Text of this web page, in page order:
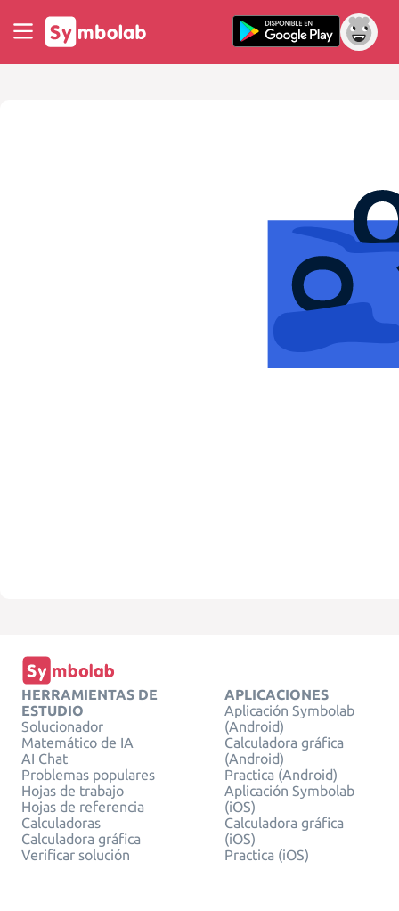
HERRAMIENTAS DE
ESTUDIO
Solucionador
Matemático de IA
AI Chat
Problemas populares
Hojas de trabajo
Hojas de referencia
Calculadoras
Calculadora gráfica
Verificar solución
APLICACIONES
Aplicación Symbolab
(Android)
Calculadora gráfica
(Android)
Practica (Android)
Aplicación Symbolab
(iOS)
Calculadora gráfica
(iOS)
Practica (iOS)